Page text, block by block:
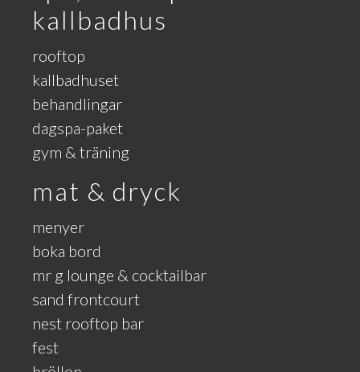
kallbadhus
rooftop
kallbadhuset
behandlingar
dagspa-paket
gym & träning
mat & dryck
menyer
boka bord
mr g lounge & cocktailbar
sand frontcourt
nest rooftop bar
fest